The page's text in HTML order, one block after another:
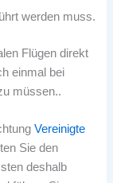
werden muss.
Flügen direkt
einmal bei
müssen..
Vereinigte
Sie den
deshalb